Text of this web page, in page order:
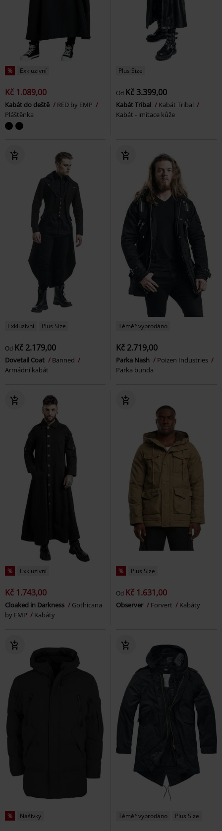
% Exkluzivní
Kč 1.089,00
Kabát do deště
RED by EMP
Pláštěnka
Plus Size
Od Kč 3.399,00
Kabát Tribal
Kabát Tribal
Kabát - imitace kůže
Exkluzivní Plus Size
Od Kč 2.179,00
Dovetail Coat
Banned
Armádní kabát
Téměř vyprodáno
Kč 2.719,00
Parka Nash
Poizen Industries
Parka bunda
% Exkluzivní
Kč 1.743,00
Cloaked in Darkness
Gothicana
by EMP
Kabáty
% Plus Size
Od Kč 1.631,00
Observer Forvert Kabáty
% Nášivky Téměř vyprodáno Plus Size